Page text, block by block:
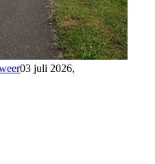
03 juli 2026,